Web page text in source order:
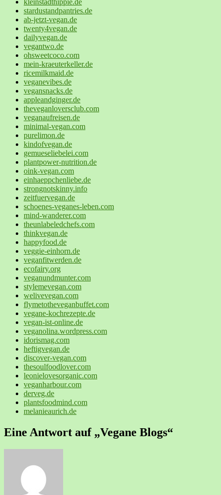
stardustandpantries.de
ab-jetzt-vegan.de
twenty4vegan.de
dailyvegan.de
vegantwo.de
ohsweetcoco.com
mein-kraeuterkeller.de
ricemilkmaid.de
veganevibes.de
vegansnacks.de
appleandginger.de
theveganloversclub.com
veganaufreisen.de
minimal-vegan.com
purelimon.de
kindofvegan.de
gemueseliebelei.com
plantpower-nutrition.de
oink-vegan.com
einhaeppchenliebe.de
strongnotskinny.info
zeitfuervegan.de
schoenes-veganes-leben.com
mind-wanderer.com
theunlabeledchefs.com
thinkvegan.de
happyfood.de
veggie-einhorn.de
veganfitwerden.de
ecofairy.org
veganundmunter.com
stylemevegan.com
welivevegan.com
flymetotheveganbuffet.com
vegane-kochrezepte.de
vegan-ist-online.de
veganolina.wordpress.com
idorismag.com
heftigvegan.de
discover-vegan.com
thesoulfoodlover.com
leonielovesorganic.com
veganharbour.com
derveg.de
plantsfoodmind.com
melanieaurich.de
Eine Antwort auf „Vegane Blogs“